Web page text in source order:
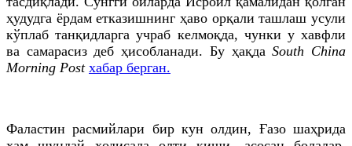
ҳудудга ёрдам етказишнинг ҳаво орқали ташлаш усули
кўплаб танқидларга учраб келмоқда, чунки у хавфли
ва самарасиз деб ҳисобланади. Бу ҳақдаSouth China
Morning Post хабар берган.
Фаластин расмийлари бир кун олдин, Ғазо шаҳрида